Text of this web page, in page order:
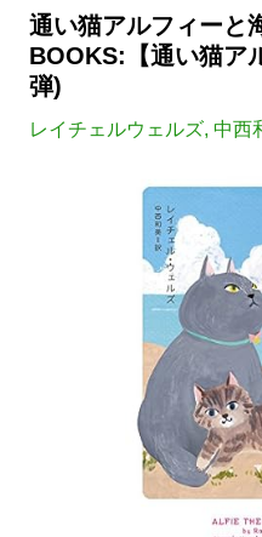
通い猫アルフィーと
BOOKS:【通い猫ア
弾)
レイチェルウェルズ, 中西